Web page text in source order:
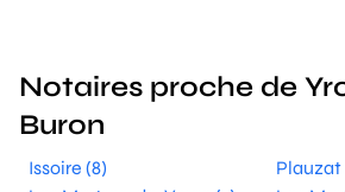
Notaires proche de
Buron
Issoire (8)
Plauzat